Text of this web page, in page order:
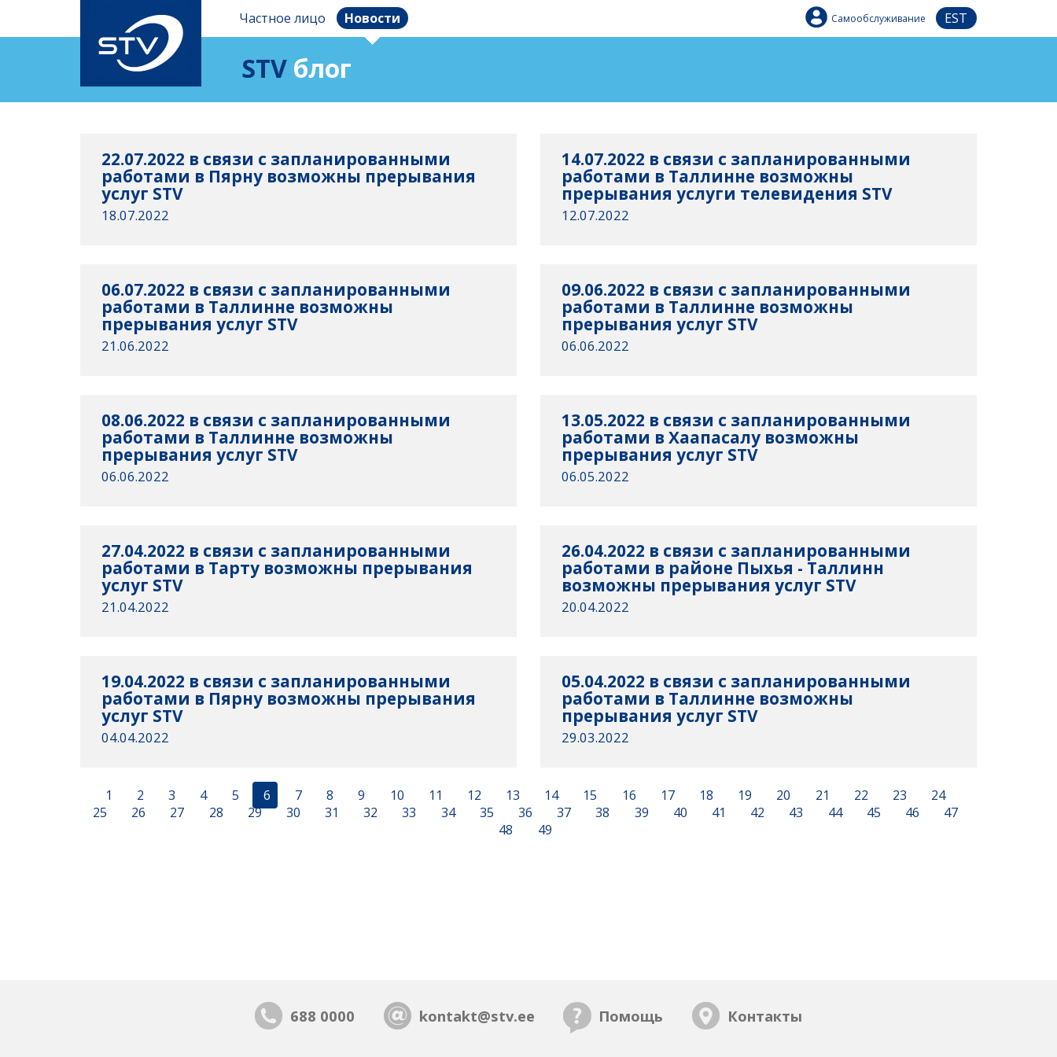
Частное лицо Новости Самообслуживание EST
STV блог
22.07.2022 в связи с запланированными
работами в Пярну возможны прерывания
услуг STV
18.07.2022
14.07.2022 в связи с запланированными
работами в Таллинне возможны
прерывания услуги телевидения STV
12.07.2022
06.07.2022 в связи с запланированными
работами в Таллинне возможны
прерывания услуг STV
21.06.2022
09.06.2022 в связи с запланированными
работами в Таллинне возможны
прерывания услуг STV
06.06.2022
08.06.2022 в связи с запланированными
работами в Таллинне возможны
прерывания услуг STV
06.06.2022
13.05.2022 в связи с запланированными
работами в Хаапасалу возможны
прерывания услуг STV
06.05.2022
27.04.2022 в связи с запланированными
работами в Тарту возможны прерывания
услуг STV
21.04.2022
26.04.2022 в связи с запланированными
работами в районе Пыхья - Таллинн
возможны прерывания услуг STV
20.04.2022
19.04.2022 в связи с запланированными
работами в Пярну возможны прерывания
услуг STV
04.04.2022
05.04.2022 в связи с запланированными
работами в Таллинне возможны
прерывания услуг STV
29.03.2022
1 2 3 4 5 6 7 8 9 10 11 12 13 14 15 16 17 18 19 20 21 22 23
24
25
26 27 28 29 30 31 32 33 34 35 36 37 38 39 40 41 42 43 44 45 46
47
48
49
688 0000 kontakt@stv.ee Помощь Контакты